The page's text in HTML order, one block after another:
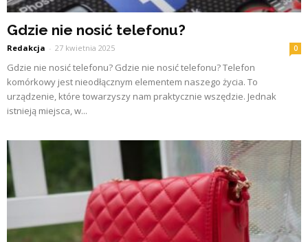
Gdzie nie nosić telefonu?
Redakcja - 27 kwietnia 2025 0
Gdzie nie nosić telefonu? Gdzie nie nosić telefonu? Telefon
komórkowy jest nieodłącznym elementem naszego życia. To
urządzenie, które towarzyszy nam praktycznie wszędzie. Jednak
istnieją miejsca, w...